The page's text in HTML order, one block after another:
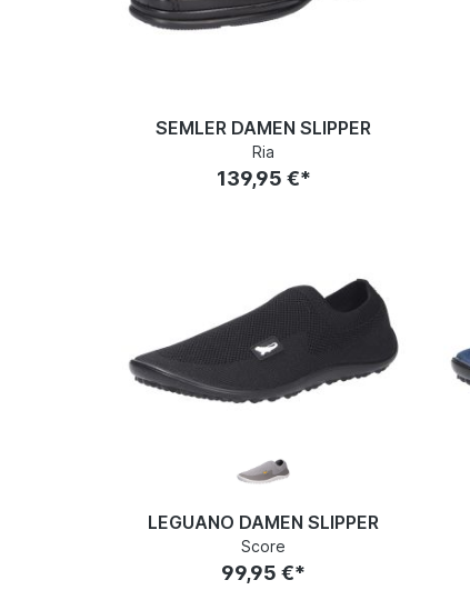
SEMLER DAMEN SLIPPER
Ria
139,95 €*
LEGUANO DAMEN SLIPPER
Score
99,95 €*